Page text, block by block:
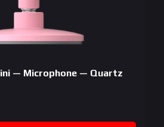
— Microphone — Quartz